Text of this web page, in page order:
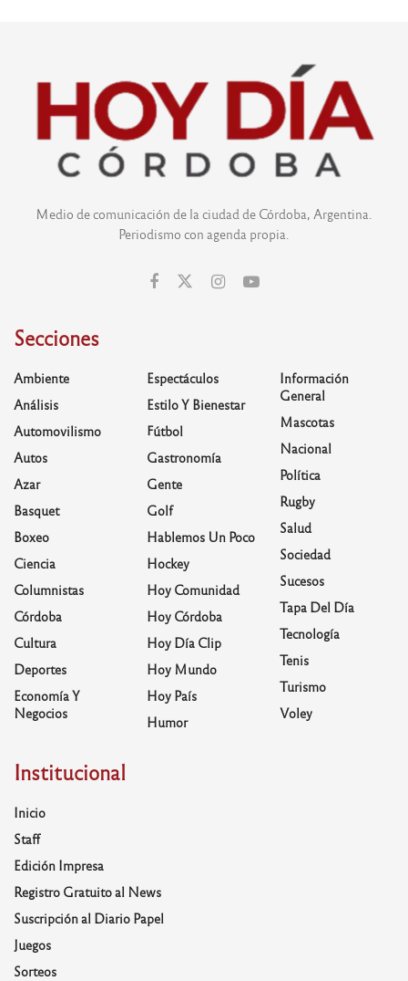
Medio de comunicación de la ciudad de Córdoba, Argentina.
Periodismo con agenda propia.
Secciones
Ambiente
Análisis
Automovilismo
Autos
Azar
Basquet
Boxeo
Ciencia
Columnistas
Córdoba
Cultura
Deportes
Economía Y
Negocios
Espectáculos
Estilo Y Bienestar
Fútbol
Gastronomía
Gente
Golf
Hablemos Un Poco
Hockey
Hoy Comunidad
Hoy Córdoba
Hoy Día Clip
Hoy Mundo
Hoy País
Humor
Información
General
Mascotas
Nacional
Política
Rugby
Salud
Sociedad
Sucesos
Tapa Del Día
Tecnología
Tenis
Turismo
Voley
Institucional
Inicio
Staff
Edición Impresa
Registro Gratuito al News
Suscripción al Diario Papel
Juegos
Sorteos